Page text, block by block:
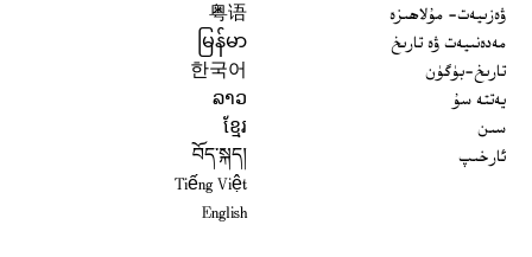
ۋەزىيەت- مۇلاھىزە
مەدەنىيەت ۋە تارىخ
تارىخ-بۈگۈن
يەتتە سۇ
سىن
ئارخىپ
粤语
မြန်မာ
한국어
ລາວ
ខ្មែរ
བོད་སྐད།
Tiếng Việt
English